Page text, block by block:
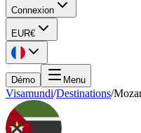
Connexion
EUR€
Démo Menu
Visamundi/Destinations/